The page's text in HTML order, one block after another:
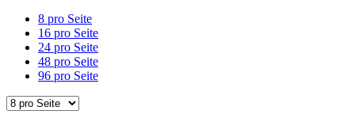
8 pro Seite
16 pro Seite
24 pro Seite
48 pro Seite
96 pro Seite